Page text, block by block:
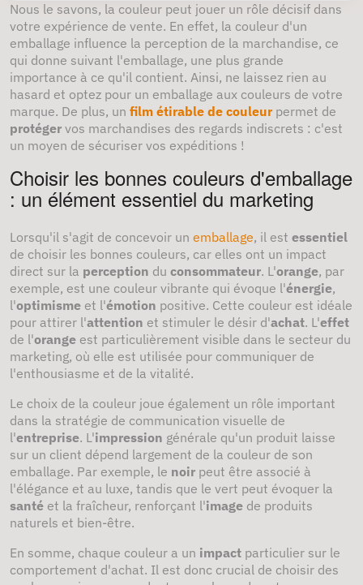
Nous le savons, la couleur peut jouer un rôle décisif dans
votre expérience de vente. En effet, la couleur d'un
emballage influence la perception de la marchandise, ce
qui donne suivant l'emballage, une plus grande
importance à ce qu'il contient. Ainsi, ne laissez rien au
hasard et optez pour un emballage aux couleurs de votre
marque. De plus, un film étirable de couleurpermet de
protéger vos marchandises des regards indiscrets : c'est
un moyen de sécuriser vos expéditions !
Choisir les bonnes couleurs d'emballage
: un élément essentiel du marketing
Lorsqu'il s'agit de concevoir un emballage, il est essentiel
de choisir les bonnes couleurs, car elles ont un impact
direct sur la perception du consommateur. L'orange, par
exemple, est une couleur vibrante qui évoque l'énergie,
l'optimisme et l'émotion positive. Cette couleur est idéale
pour attirer l'attention et stimuler le désir d'achat. L'effet
de l'orange est particulièrement visible dans le secteur du
marketing, où elle est utilisée pour communiquer de
l'enthousiasme et de la vitalité.
Le choix de la couleur joue également un rôle important
dans la stratégie de communication visuelle de
l'entreprise. L'impression générale qu'un produit laisse
sur un client dépend largement de la couleur de son
emballage. Par exemple, le noir peut être associé à
l'élégance et au luxe, tandis que le vert peut évoquer la
santé et la fraîcheur, renforçant l'image de produits
naturels et bien-être.
En somme, chaque couleur a un impact particulier sur le
comportement d'achat. Il est donc crucial de choisir des